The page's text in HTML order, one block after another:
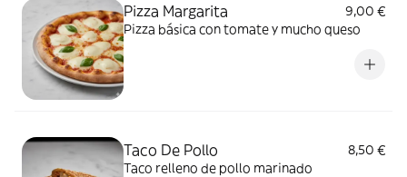
Pizza Margarita
9,00 €
Pizza básica con tomate y mucho queso
Taco De Pollo
8,50 €
Taco relleno de pollo marinado